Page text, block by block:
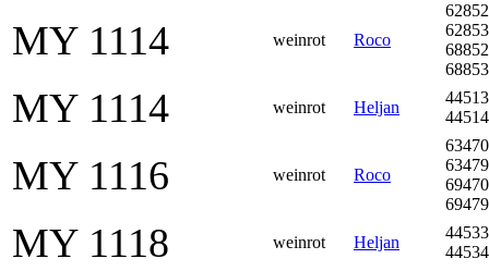
MY 1114 weinrot Roco
62852
62853
68852
68853
MY 1114 weinrot Heljan
44513
44514
MY 1116 weinrot Roco
63470
63479
69470
69479
MY 1118 weinrot Heljan
44533
44534